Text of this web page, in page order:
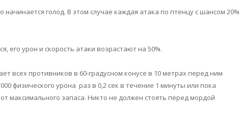
начинается голод. В этом случае каждая атака по птенцу с шансом 20%
его урон и скорость атаки возрастают на 50%.
всех противников в 60-градусном конусе в 10 метрах перед ним
физического урона раз в 0,2 сек в течение 1 минуты или пока
максимального запаса. Никто не должен стоять перед мордой